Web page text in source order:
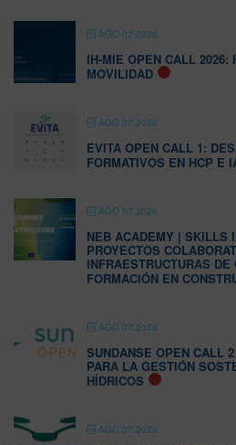
AGO 07 2026
IH-MIE OPEN CALL 2026:
MOVILIDAD
AGO 07 2026
EVITA OPEN CALL 1:
FORMATIVOS EN HCP E
AGO 07 2026
NEB ACADEMY | SKILLS
PROYECTOS
INFRAESTRUCTURAS DE
FORMACIÓN EN
AGO 07 2026
SUNDANSE OPEN CALL
PARA LA GESTIÓN
HÍDRICOS
AGO 07 2026